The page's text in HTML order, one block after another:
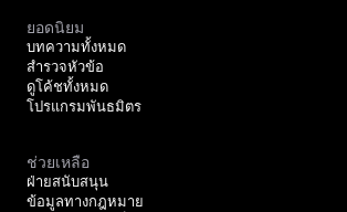
ยอดนิยม
บทความทั้งหมด
สำรวจหัวข้อ
ดูโค้ชทั้งหมด
โปรแกรมพันธมิตร
ช่วยเหลือ
ฝ่ายสนับสนุน
ข้อมูลทางกฎหมาย